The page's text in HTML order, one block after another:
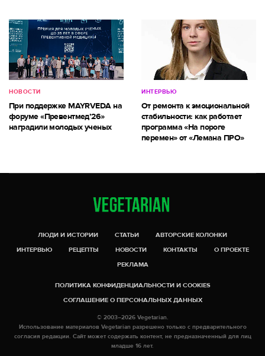
НОВОСТИ
При поддержке MAYRVEDA на
форуме «Превентмед’26»
наградили молодых ученых
ИНТЕРВЬЮ
От ремонта к эмоциональной
стабильности: как работает
программа «На пороге
перемен» от «Лемана ПРО»
ЛЮДИ И ИСТОРИИ СТАТЬИ
АВТОРСКИЕ КОЛОНКИ
ИНТЕРВЬЮ
РЕЦЕПТЫ НОВОСТИ КОНТАКТЫ
О ПРОЕКТЕ
РЕКЛАМА
ПОЛИТИКА КОНФИДЕНЦИАЛЬНОСТИ И COOKIES
СОГЛАШЕНИЕ О ПЕРСОНАЛЬНЫХ ДАННЫХ
© 2003–2026 Vegetarian.
Использование материалов Vegetarian разрешено только с предварительного
согласия редакции. Сайт может содержать контент, не предназначенный для лиц
младше 16 лет.